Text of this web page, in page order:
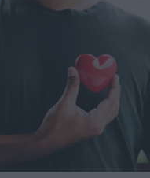
Eurovision 2026: Der
Von Lugano bis Wien:
erfunden hat EUROVISION
Eurovision 2026: Das